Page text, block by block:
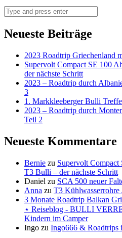
Search
Neueste Beiträge
2023 Roadtrip Griechenland
Supervolt Compact SE 100
der nächste Schritt
2023 – Roadtrip durch
3
1. Markkleeberger Bulli
2023 – Roadtrip durch
Teil 2
Neueste Kommentare
Bernie zu Supervolt
T3 Bulli – der nächste Schritt
Daniel zu SCA 500 neuer
Anna zu T3
3 Monate Roadtrip Balkan
⋆ Reiseblog - BULLI
Kindern im Camper
Ingo zu Ingo666 & Roadtrips